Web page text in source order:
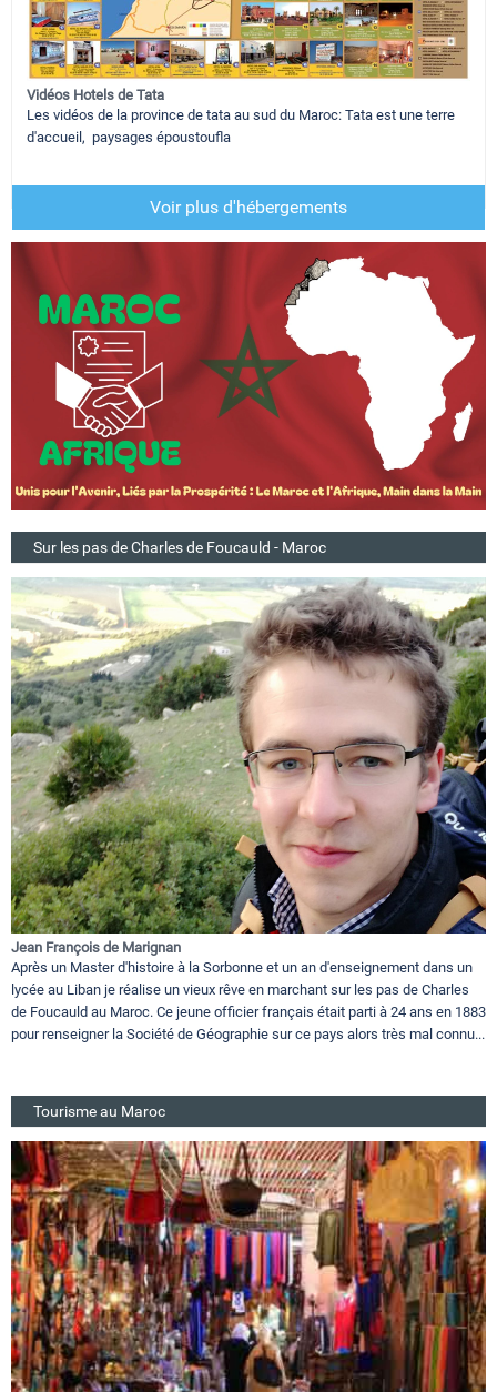
Vidéos Hotels de Tata
Les vidéos de la province de tata au sud du Maroc: Tata est une terre
d'accueil, paysages époustoufla
Voir plus d'hébergements
Sur les pas de Charles de Foucauld - Maroc
Jean François de Marignan
Après un Master d'histoire à la Sorbonne et un an d'enseignement dans un
lycée au Liban je réalise un vieux rêve en marchant sur les pas de Charles
de Foucauld au Maroc. Ce jeune officier français était parti à 24 ans en 1883
pour renseigner la Société de Géographie sur ce pays alors très mal connu...
Tourisme au Maroc